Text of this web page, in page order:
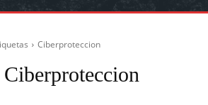
Ciberproteccion
Ciberproteccion